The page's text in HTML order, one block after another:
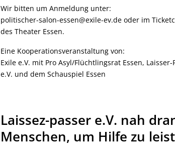
Wir bitten um Anmeldung unter:
politischer-salon-essen@exile-ev.de oder im
des Theater Essen.
Eine Kooperationsveranstaltung von:
Exile e.V. mit Pro Asyl/Flüchtlingsrat Essen, Laisser-
e.V. und dem Schauspiel Essen
Laissez-passer e.V. nah
Menschen, um Hilfe zu